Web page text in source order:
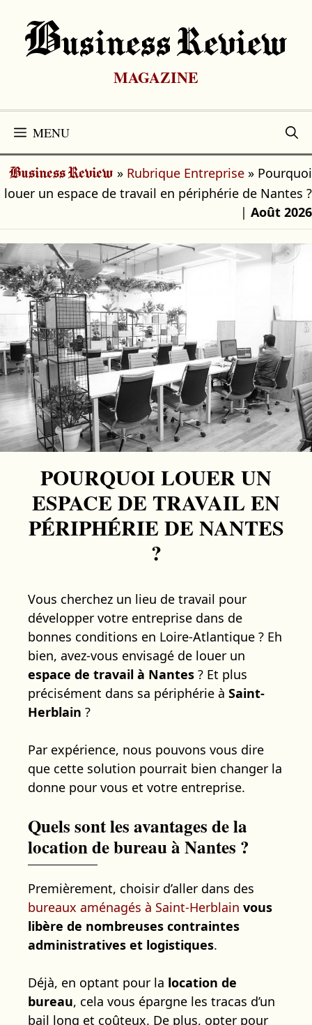
contenu
BUsiness Review
MAGAZINE
MENU
Business Review » Rubrique Entreprise » Pourquoi
louer un espace de travail en périphérie de Nantes ?
| Août 2026
POURQUOI LOUER UN
ESPACE DE TRAVAIL EN
PÉRIPHÉRIE DE NANTES
?
Vous cherchez un lieu de travail pour
développer votre entreprise dans de
bonnes conditions en Loire-Atlantique ? Eh
bien, avez-vous envisagé de louer un
espace de travail à Nantes ? Et plus
précisément dans sa périphérie à Saint-
Herblain ?
Par expérience, nous pouvons vous dire
que cette solution pourrait bien changer la
donne pour vous et votre entreprise.
Quels sont les avantages de la
location de bureau à Nantes ?
Premièrement, choisir d’aller dans des
bureaux aménagés à Saint-Herblain vous
libère de nombreuses contraintes
administratives et logistiques.
Déjà, en optant pour la location de
bureau, cela vous épargne les tracas d’un
bail long et coûteux. De plus, opter pour